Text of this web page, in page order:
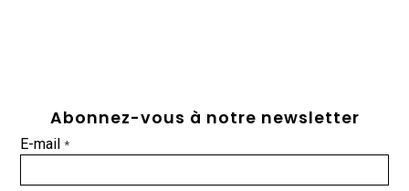
Abonnez-vous à notre newsletter
E-mail*